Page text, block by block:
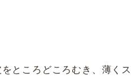
ところどころむき、薄く